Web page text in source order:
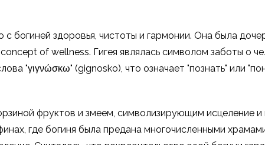
с богиней здоровья, чистоты и гармонии. Она была
of wellness. Гигея являлась символом заботы о
"γιγνώσκω" (gignosko), что означает "познать" или
фруктов и змеем, символизирующим исцеление
где богиня была предана многочисленными